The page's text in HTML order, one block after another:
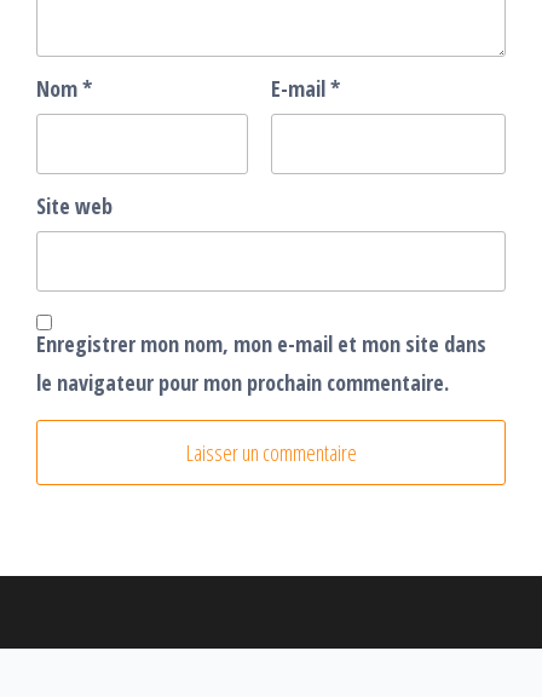
Nom* E-mail*
Site web
Enregistrer mon nom, mon e-mail et mon site dans
le navigateur pour mon prochain commentaire.